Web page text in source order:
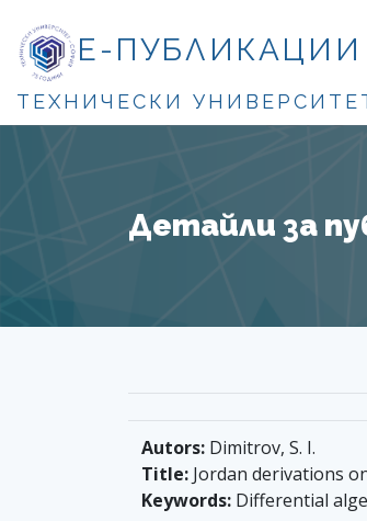
Е-ПУБЛИКАЦИИ
ТЕХНИЧЕСКИ
Детайли за
Autors: Dimitrov, S. I.
Title: Jordan derivations
Keywords: Differential